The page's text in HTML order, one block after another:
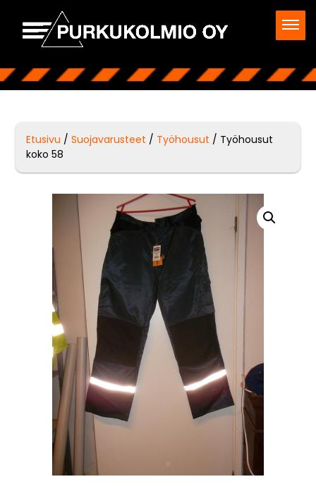
Etusivu /Suojavarusteet / Työhousut / Työhousut
koko 58